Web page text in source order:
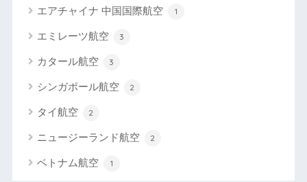
エアチャイナ 中国国際航空 1
エミレーツ航空 3
カタール航空 3
シンガポール航空 2
タイ航空 2
ニュージーランド航空 2
ベトナム航空 1